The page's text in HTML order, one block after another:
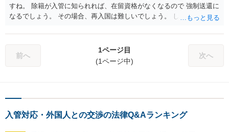
すね。 除籍が入管に知られれば、在留資格がなくなるので 強制送還に
なるでしょう。 その場合、再入国は難しいでしょう。 したがって、結
いように思いますね。
前へ
1ページ目
(1ページ中)
次へ
入管対応・外国人との交渉の法律Q&Aランキング